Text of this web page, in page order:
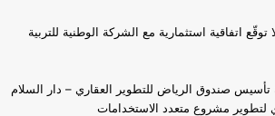
توقّع اتفاقية استثمارية مع الشركة الوطنية للتربية
تأسيس صندوق الرياض للتطوير العقاري – دار السلام